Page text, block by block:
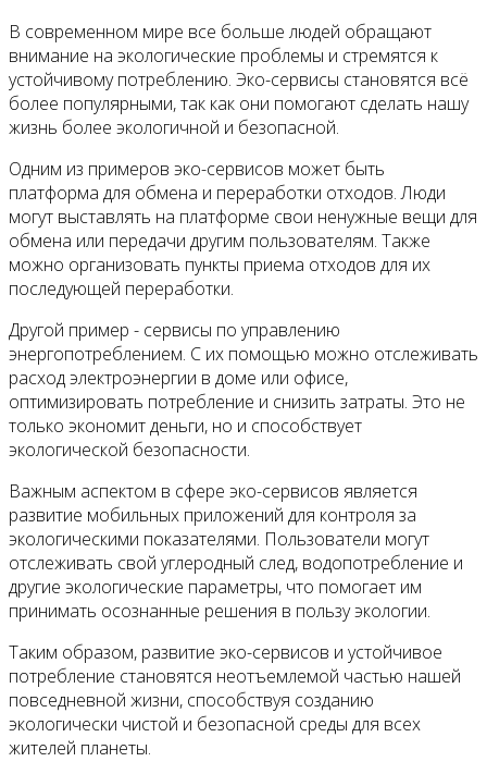
В современном мире все больше людей обращают
внимание на экологические проблемы и стремятся к
устойчивому потреблению. Эко-сервисы становятся всё
более популярными, так как они помогают сделать нашу
жизнь более экологичной и безопасной.
Одним из примеров эко-сервисов может быть
платформа для обмена и переработки отходов. Люди
могут выставлять на платформе свои ненужные вещи для
обмена или передачи другим пользователям. Также
можно организовать пункты приема отходов для их
последующей переработки.
Другой пример - сервисы по управлению
энергопотреблением. С их помощью можно отслеживать
расход электроэнергии в доме или офисе,
оптимизировать потребление и снизить затраты. Это не
только экономит деньги, но и способствует
экологической безопасности.
Важным аспектом в сфере эко-сервисов является
развитие мобильных приложений для контроля за
экологическими показателями. Пользователи могут
отслеживать свой углеродный след, водопотребление и
другие экологические параметры, что помогает им
принимать осознанные решения в пользу экологии.
Таким образом, развитие эко-сервисов и устойчивое
потребление становятся неотъемлемой частью нашей
повседневной жизни, способствуя созданию
экологически чистой и безопасной среды для всех
жителей планеты.